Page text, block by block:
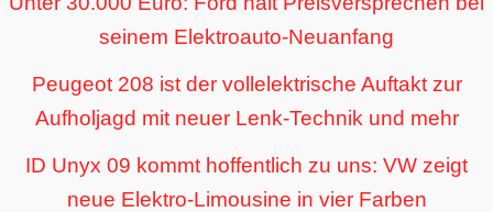
seinem Elektroauto-Neuanfang
Peugeot 208 ist der vollelektrische Auftakt zur
Aufholjagd mit neuer Lenk-Technik und mehr
ID Unyx 09 kommt hoffentlich zu uns: VW zeigt
neue Elektro-Limousine in vier Farben